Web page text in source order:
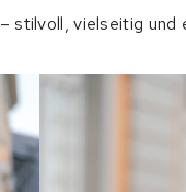
stilvoll, vielseitig und